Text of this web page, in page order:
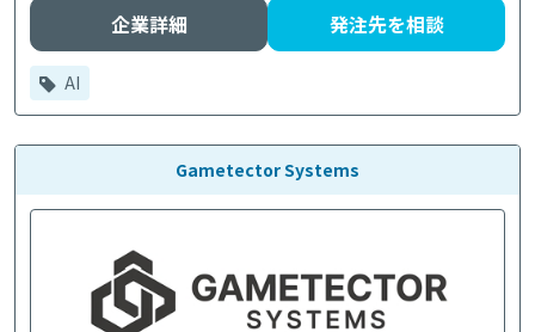
企業詳細 発注先を相談
AI
Gametector Systems